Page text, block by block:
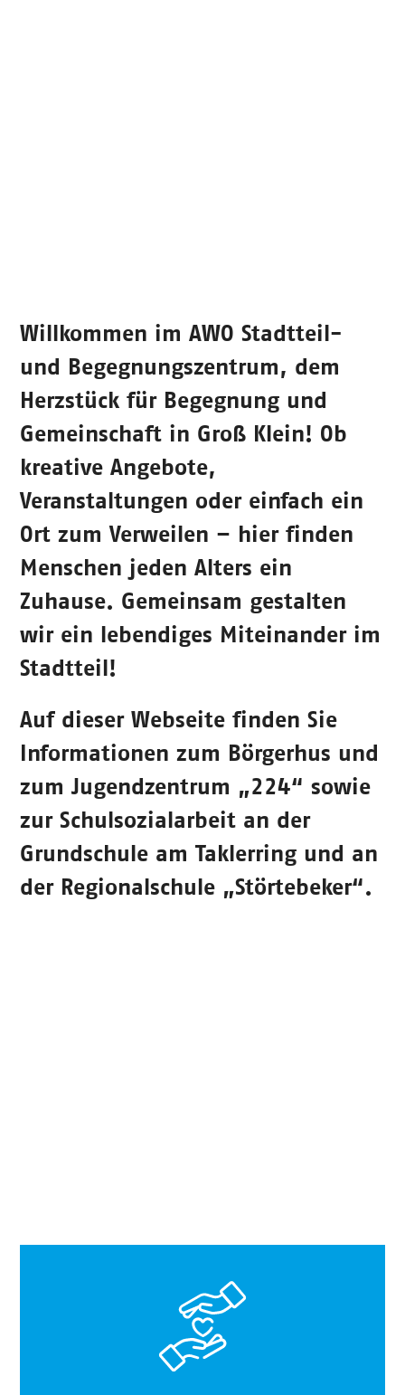
Willkommen imAWO Stadtteil-
und Begegnungszentrum, dem
Herzstück für Begegnung und
Gemeinschaft in Groß Klein! Ob
kreative Angebote,
Veranstaltungen oder einfach ein
Ort zum Verweilen – hier finden
Menschen jeden Alters ein
Zuhause. Gemeinsam gestalten
wir ein lebendiges Miteinander im
Stadtteil!
Auf dieser Webseite finden Sie
Informationen zum Börgerhus und
zum Jugendzentrum „224“ sowie
zur Schulsozialarbeit an der
Grundschule am Taklerring und an
der Regionalschule „Störtebeker“.